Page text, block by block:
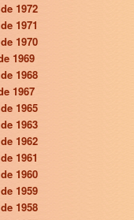
1972
1971
de 1970
1969
1968
1967
1965
1963
de 1962
1961
1960
de 1959
1958